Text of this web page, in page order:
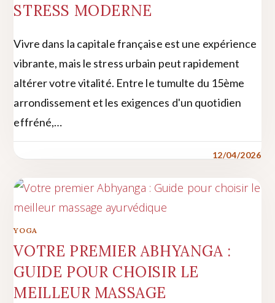
STRESS MODERNE
Vivre dans la capitale française est une expérience
vibrante, mais le stress urbain peut rapidement
altérer votre vitalité. Entre le tumulte du 15ème
arrondissement et les exigences d'un quotidien
effréné,…
12/04/2026
YOGA
VOTRE PREMIER ABHYANGA :
GUIDE POUR CHOISIR LE
MEILLEUR MASSAGE